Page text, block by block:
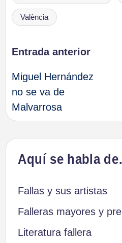
València
Navegación
de
entradas
Entrada anterior
Miguel Hernández
no se va de
Malvarrosa
Aquí se habla
Fallas y sus artistas
Falleras mayores y
Literatura fallera